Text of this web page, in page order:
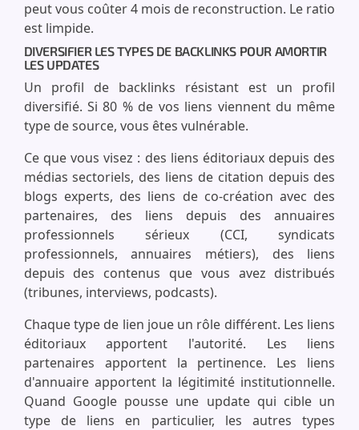
peut vous coûter 4 mois de reconstruction. Le ratio
est limpide.
DIVERSIFIER LES TYPES DE BACKLINKS POUR AMORTIR
LES UPDATES
Un profil de backlinks résistant est un profil
diversifié. Si 80 % de vos liens viennent du même
type de source, vous êtes vulnérable.
Ce que vous visez : des liens éditoriaux depuis des
médias sectoriels, des liens de citation depuis des
blogs experts, des liens de co-création avec des
partenaires, des liens depuis des annuaires
professionnels sérieux (CCI, syndicats
professionnels, annuaires métiers), des liens
depuis des contenus que vous avez distribués
(tribunes, interviews, podcasts).
Chaque type de lien joue un rôle différent. Les liens
éditoriaux apportent l'autorité. Les liens
partenaires apportent la pertinence. Les liens
d'annuaire apportent la légitimité institutionnelle.
Quand Google pousse une update qui cible un
type de liens en particulier, les autres types